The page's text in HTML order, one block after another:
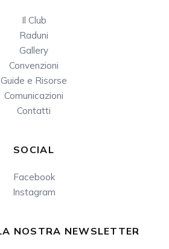
Il Club
Raduni
Gallery
Convenzioni
Guide e Risorse
Comunicazioni
Contatti
SOCIAL
Facebook
Instagram
NOSTRA NEWSLETTER